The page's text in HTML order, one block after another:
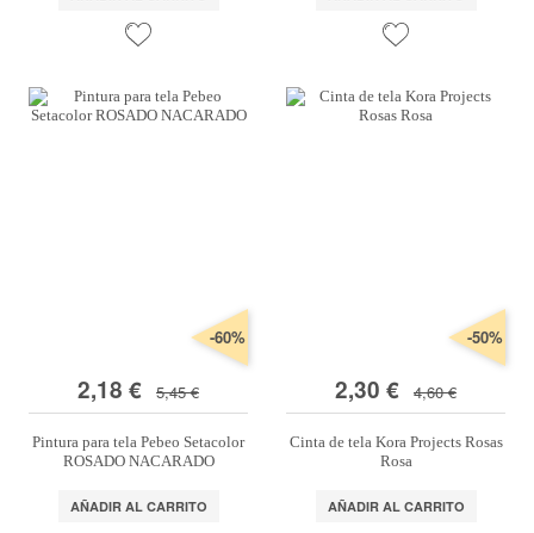
2,18 € 5,45 €
-60%
Pintura para tela Pebeo Setacolor
ROSADO NACARADO
AÑADIR AL CARRITO
2,30 € 4,60 €
-50%
Cinta de tela Kora Projects Rosas
Rosa
AÑADIR AL CARRITO